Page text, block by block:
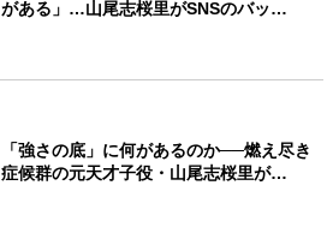
がある」…山尾志桜里がSNSのバッ…
「強さの底」に何があるのか──燃え尽き
症候群の元天才子役・山尾志桜里が…